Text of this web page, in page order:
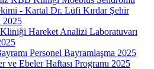
- Kartal Dr. Lüfi Kırdar Şehir
2025
Hareket Analizi Laboratuvarı
Personel Bayramlaşma 2025
ve Ebeler Haftası Programı 2025